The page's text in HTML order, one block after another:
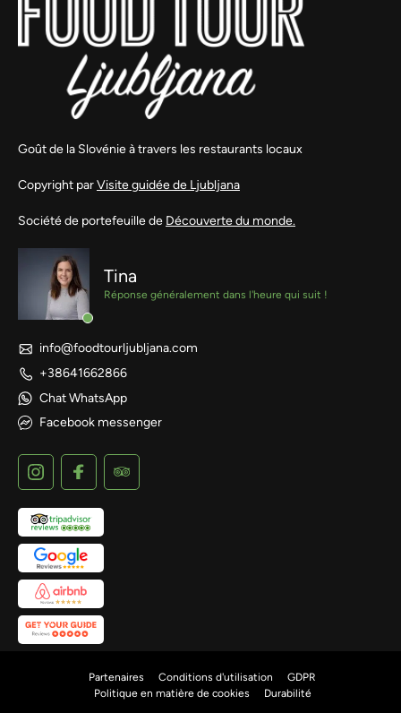
Goût de la Slovénie à travers les restaurants locaux
Copyright parVisite guidée de Ljubljana
Société de portefeuille de Découverte du monde.
Tina
Réponse généralement dans l'heure qui suit !
info@foodtourljubljana.com
+38641662866
Chat WhatsApp
Facebook messenger
Partenaires Conditions d'utilisation
GDPR
Politique en matière de cookies
Durabilité